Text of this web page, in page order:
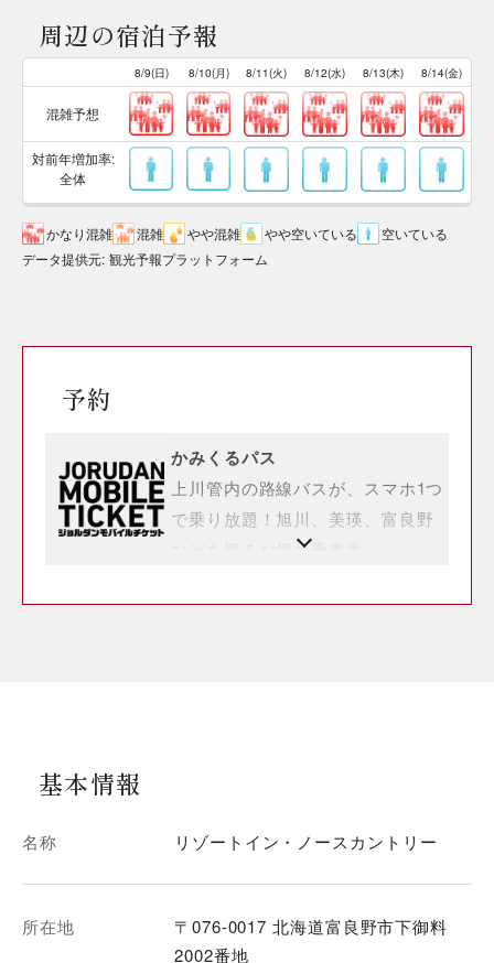
周辺の宿泊予報
8/9(日) 8/10(月) 8/11(火) 8/12(水) 8/13(木) 8/14(金)
混雑予想
対前年増加率:
全体
かなり混雑 混雑 やや混雑 やや空いている
空いている
データ提供元: 観光予報プラットフォーム
予約
かみくるパス
上川管内の路線バスが、スマホ1つ
で乗り放題！旭川、美瑛、富良野
などを巡るお得な乗車券
基本情報
名称 リゾートイン・ノースカントリー
所在地
〒076-0017 北海道富良野市下御料
2002番地